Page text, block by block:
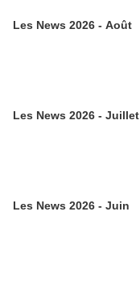
Les News 2026 - Août
Les News 2026 - Juillet
Les News 2026 - Juin